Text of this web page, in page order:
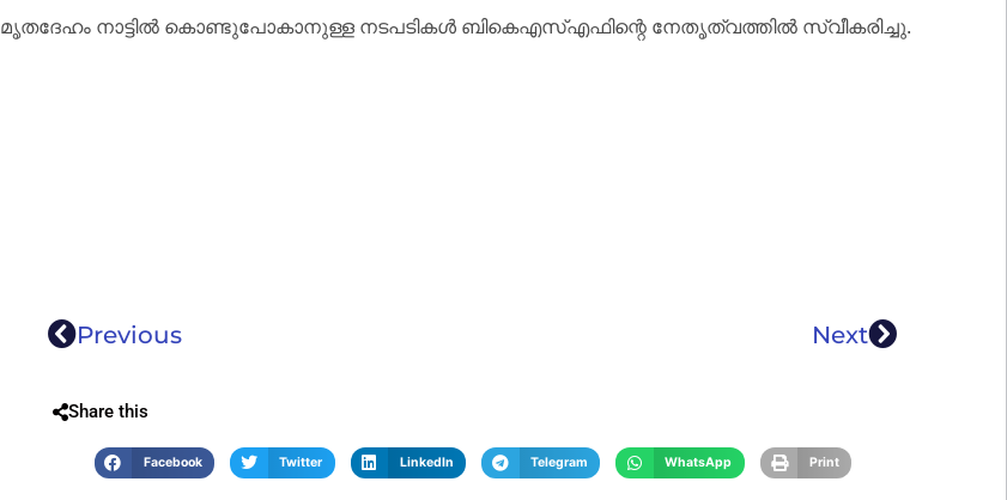
മൃതദേഹം നാട്ടില്‍ കൊണ്ടുപോകാനുള്ള നടപടികള്‍ ബികെഎസ്എഫിന്റെ നേതൃത്വത്തില്‍ സ്വീകരിച്ചു.
Previous Next
Share this
Facebook Twitter LinkedIn Telegram WhatsApp Print